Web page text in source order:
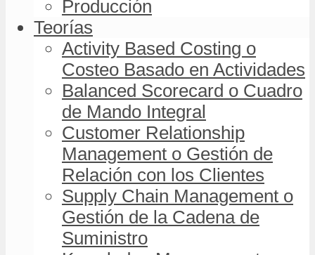
Producción
Teorías
Activity Based Costing o
Costeo Basado en Actividades
Balanced Scorecard o Cuadro
de Mando Integral
Customer Relationship
Management o Gestión de
Relación con los Clientes
Supply Chain Management o
Gestión de la Cadena de
Suministro